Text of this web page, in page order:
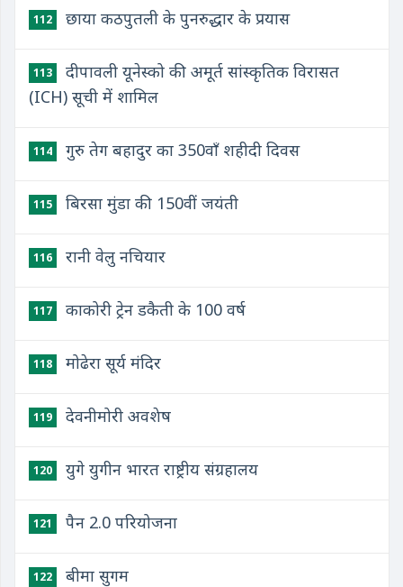
112 छाया कठपुतली के पुनरुद्धार के प्रयास
113
दीपावली यूनेस्को की अमूर्त सांस्कृतिक विरासत
(ICH) सूची में शामिल
114 गुरु तेग बहादुर का 350वाँ शहीदी दिवस
115 बिरसा मुंडा की 150वीं जयंती
116 रानी वेलु नचियार
117 काकोरी ट्रेन डकैती के 100 वर्ष
118 मोढेरा सूर्य मंदिर
119 देवनीमोरी अवशेष
120 युगे युगीन भारत राष्ट्रीय संग्रहालय
121 पैन 2.0 परियोजना
122 बीमा सुगम